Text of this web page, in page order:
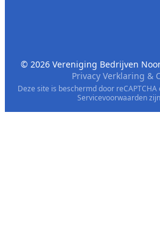
© 2026 Vereniging Bedrijven
Privacy Verklaring &
Deze site is beschermd door reCAPTCHA
Servicevoorwaarden